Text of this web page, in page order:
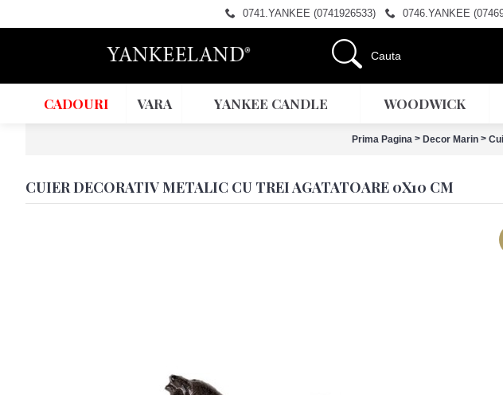
0741.YANKEE (0741926533) 0746.YANKEE
CADOURI VARA YANKEE CANDLE WOODWICK
Prima Pagina > Decor Marin >
CUIER DECORATIV METALIC CU TREI AGATATOARE 0X10 CM